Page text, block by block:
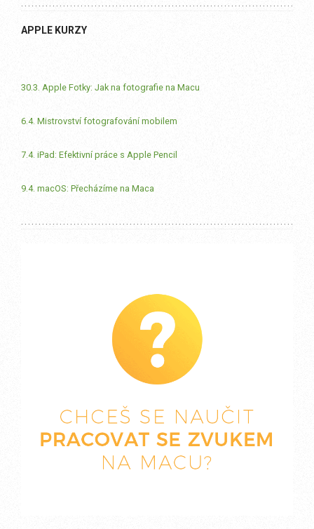
APPLE KURZY
30.3. Apple Fotky: Jak na fotografie na Macu
6.4. Mistrovství fotografování mobilem
7.4. iPad: Efektivní práce s Apple Pencil
9.4. macOS: Přecházíme na Maca